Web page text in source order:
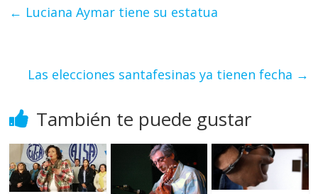
← Luciana Aymar tiene su estatua
Las elecciones santafesinas ya tienen fecha →
También te puede gustar